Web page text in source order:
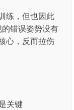
练，但也因此
错误姿势没有
心，反而拉伤